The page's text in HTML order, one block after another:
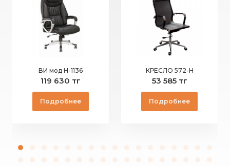
ВИ мод Н-1136
119 630 тг
Подробнее
КРЕСЛО 572-Н
53 585 тг
Подробнее